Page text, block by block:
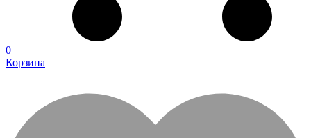
0
Корзина